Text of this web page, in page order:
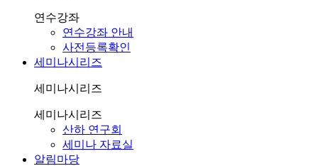
연수강좌
연수강좌 안내
사전등록확인
세미나시리즈
세미나시리즈
세미나시리즈
산하 연구회
세미나 자료실
알림마당